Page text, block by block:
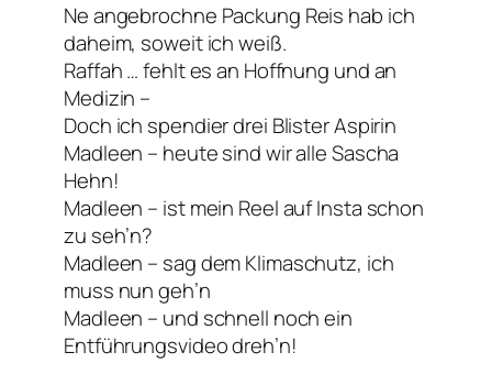
Ne angebrochne Packung Reis hab ich
daheim, soweit ich weiß.
Raffah … fehlt es an Hoffnung und an
Medizin –
Doch ich spendier drei Blister Aspirin
Madleen – heute sind wir alle Sascha
Hehn!
Madleen – ist mein Reel auf Insta schon
zu seh’n?
Madleen – sag dem Klimaschutz, ich
muss nun geh’n
Madleen – und schnell noch ein
Entführungsvideo dreh’n!